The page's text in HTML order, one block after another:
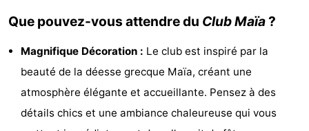
Bos
Last
minutes
Musées
Attractions
Que pouvez-vous attendre du Club Maïa?
Magnifique Décoration : Le club est inspiré par la
beauté de la déesse grecque Maïa, créant une
atmosphère élégante et accueillante. Pensez à des
détails chics et une ambiance chaleureuse qui vous